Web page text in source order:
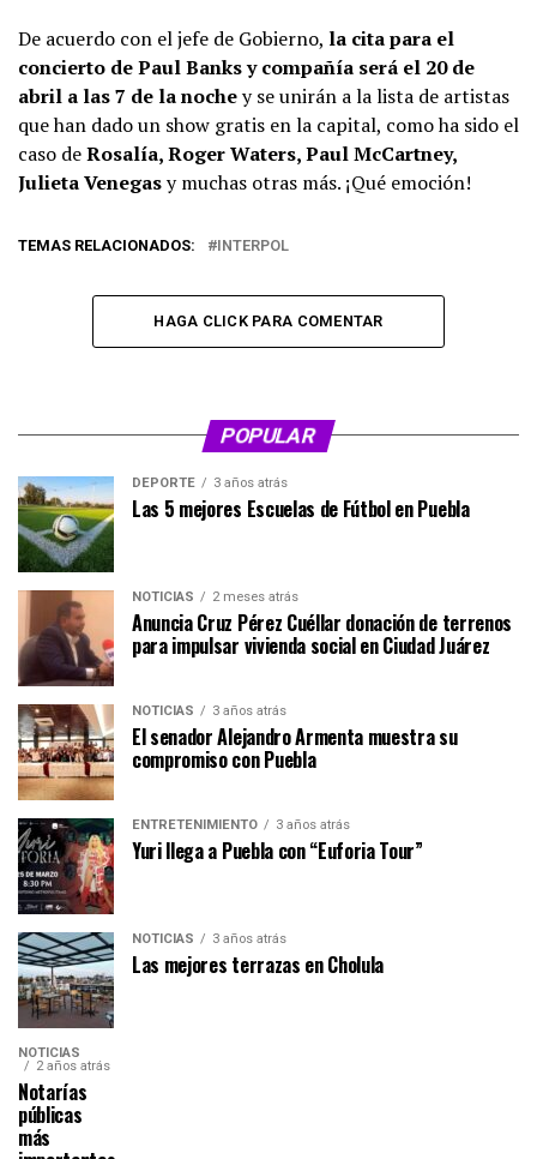
De acuerdo con el jefe de Gobierno, la cita para el
concierto de Paul Banks y compañía será el 20 de
abril a las 7 de la nochey se unirán a la lista de artistas
que han dado un show gratis en la capital, como ha sido el
caso deRosalía, Roger Waters, Paul McCartney,
Julieta Venegasy muchas otras más. ¡Qué emoción!
TEMAS RELACIONADOS: INTERPOL
HAGA CLICK PARA COMENTAR
POPULAR
DEPORTE 3 años atrás
Las 5 mejores Escuelas de Fútbol en Puebla
NOTICIAS 2 meses atrás
Anuncia Cruz Pérez Cuéllar donación de terrenos
para impulsar vivienda social en Ciudad Juárez
NOTICIAS 3 años atrás
El senador Alejandro Armenta muestra su
compromiso con Puebla
ENTRETENIMIENTO 3 años atrás
Yuri llega a Puebla con “Euforia Tour”
NOTICIAS 3 años atrás
Las mejores terrazas en Cholula
NOTICIAS
2 años atrás
Notarías
públicas
más